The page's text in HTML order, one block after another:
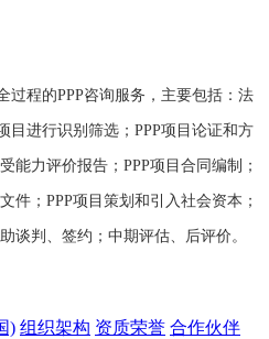
过程的PPP咨询服务，主要包括：法
目进行识别筛选；PPP项目论证和方
能力评价报告；PPP项目合同编制；
件；PPP项目策划和引入社会资本；
谈判、签约；中期评估、后评价。
) 组织架构 资质荣誉 合作伙伴